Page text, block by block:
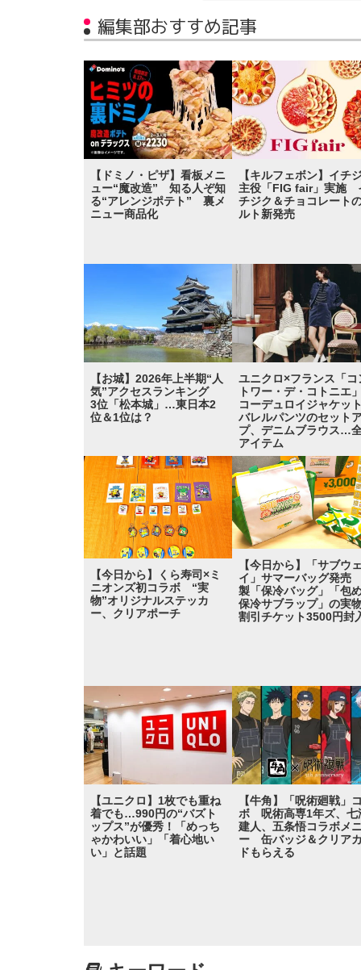
編集部おすすめ記事
【ドミノ・ピザ】看板メニ
ュー“魔改造” 知る人ぞ知
る“アレンジポテト” 裏メ
ニュー商品化
【キルフェボン】イチ
主役「FIG fair」実施
チジク＆チョコレート
ルト新発売
【お城】2026年上半期“人
気”アクセスランキング
3位「松本城」…東日本2
位＆1位は？
ユニクロ×フランス「コ
トワー・デ・コトニ
コーデュロイジャケッ
バレルパンツのセット
プ、デニムブラウス…
アイテム
【今日から】くら寿司×ミ
ニオンズ初コラボ “実
物”オリジナルステッカ
ー、クリアポーチ
【今日から】「サブウ
イ」サマーバッグ発売
製「保冷バッグ」「包
保冷サブラップ」の
割引チケット3500円封
【ユニクロ】1枚でも重ね
着でも…990円の“バズト
ップス”が優秀！「めっち
ゃかわいい」「着心地い
い」と話題
【牛角】「呪術廻戦」
ボ 呪術高専1年ズ、七
建人、五条悟コラボメ
ー 缶バッジ＆クリア
ドもらえる